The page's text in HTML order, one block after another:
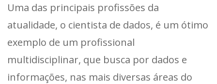
Uma das principais profissões da
atualidade, o cientista de dados, é um ótimo
exemplo de um profissional
multidisciplinar, que busca por dados e
informações, nas mais diversas áreas do